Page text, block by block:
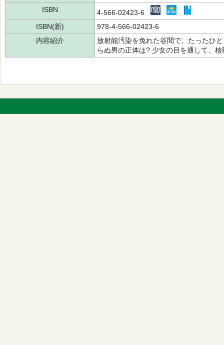
ISBN
4-566-02423-6
ISBN(新)
978-4-566-02423-6
内容紹介
放射能汚染を免れた谷間で、たったひ
らぬ男の正体は? 少女の目を通して、